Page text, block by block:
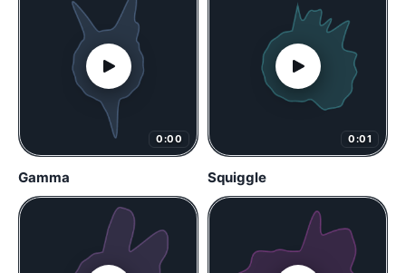
0:00
Gamma
0:01
Squiggle